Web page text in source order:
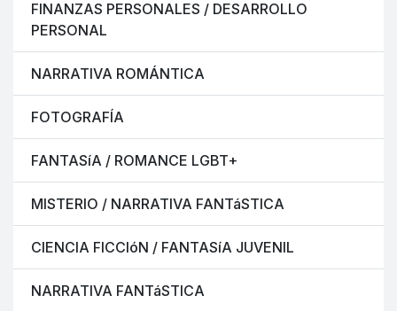
FINANZAS PERSONALES / DESARROLLO
PERSONAL
NARRATIVA ROMÁNTICA
FOTOGRAFÍA
FANTASíA / ROMANCE LGBT+
MISTERIO / NARRATIVA FANTáSTICA
CIENCIA FICCIóN / FANTASíA JUVENIL
NARRATIVA FANTáSTICA